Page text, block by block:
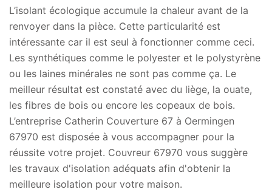
L’isolant écologique accumule la chaleur avant de la
renvoyer dans la pièce. Cette particularité est
intéressante car il est seul à fonctionner comme ceci.
Les synthétiques comme le polyester et le polystyrène
ou les laines minérales ne sont pas comme ça. Le
meilleur résultat est constaté avec du liège, la ouate,
les fibres de bois ou encore les copeaux de bois.
L’entreprise Catherin Couverture 67 à Oermingen
67970 est disposée à vous accompagner pour la
réussite votre projet. Couvreur 67970 vous suggère
les travaux d'isolation adéquats afin d'obtenir la
meilleure isolation pour votre maison.